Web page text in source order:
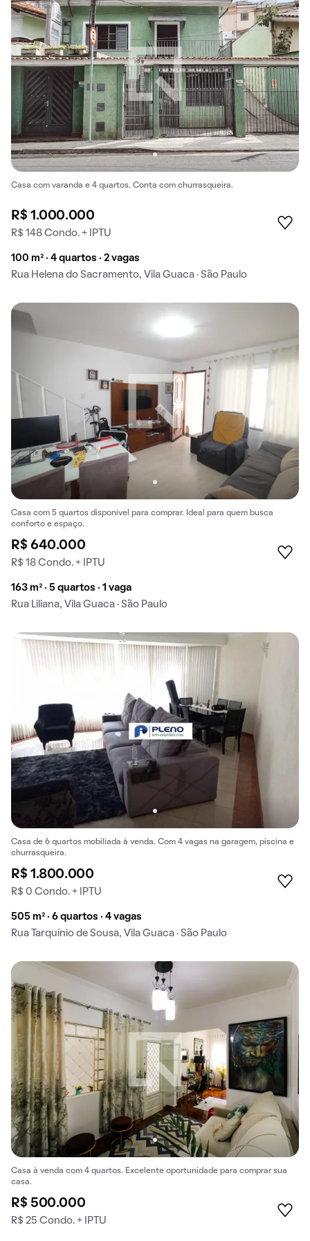
Casa com varanda e 4 quartos. Conta com churrasqueira.
R$ 1.000.000
R$ 148 Condo. + IPTU
100 m² · 4 quartos · 2 vagas
Rua Helena do Sacramento, Vila Guaca · São Paulo
Casa com 5 quartos disponível para comprar. Ideal para quem busca
conforto e espaço.
R$ 640.000
R$ 18 Condo. + IPTU
163 m² · 5 quartos · 1 vaga
Rua Liliana, Vila Guaca · São Paulo
Casa de 6 quartos mobiliada à venda. Com 4 vagas na garagem, piscina e
churrasqueira.
R$ 1.800.000
R$ 0 Condo. + IPTU
505 m² · 6 quartos · 4 vagas
Rua Tarquínio de Sousa, Vila Guaca · São Paulo
Casa à venda com 4 quartos. Excelente oportunidade para comprar sua
casa.
R$ 500.000
R$ 25 Condo. + IPTU